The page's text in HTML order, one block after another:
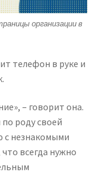
организации в
телефон в руке и
– говорит она.
роду своей
с незнакомыми
всегда нужно